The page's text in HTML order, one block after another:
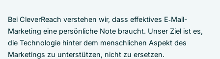
Bei CleverReach verstehen wir, dass effektives E‑Mail-
Marketing eine persönliche Note braucht. Unser Ziel ist es,
die Technologie hinter dem menschlichen Aspekt des
Marketings zu unterstützen, nicht zu ersetzen.